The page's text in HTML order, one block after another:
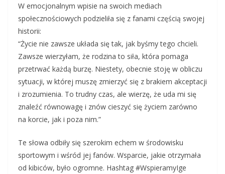
W emocjonalnym wpisie na swoich mediach
społecznościowych podzieliła się z fanami częścią swojej
historii:
“Życie nie zawsze układa się tak, jak byśmy tego chcieli.
Zawsze wierzyłam, że rodzina to siła, która pomaga
przetrwać każdą burzę. Niestety, obecnie stoję w obliczu
sytuacji, w której muszę zmierzyć się z brakiem akceptacji
i zrozumienia. To trudny czas, ale wierzę, że uda mi się
znaleźć równowagę i znów cieszyć się życiem zarówno
na korcie, jak i poza nim.”
Te słowa odbiły się szerokim echem w środowisku
sportowym i wśród jej fanów. Wsparcie, jakie otrzymała
od kibiców, było ogromne. Hashtag #WspieramyIge